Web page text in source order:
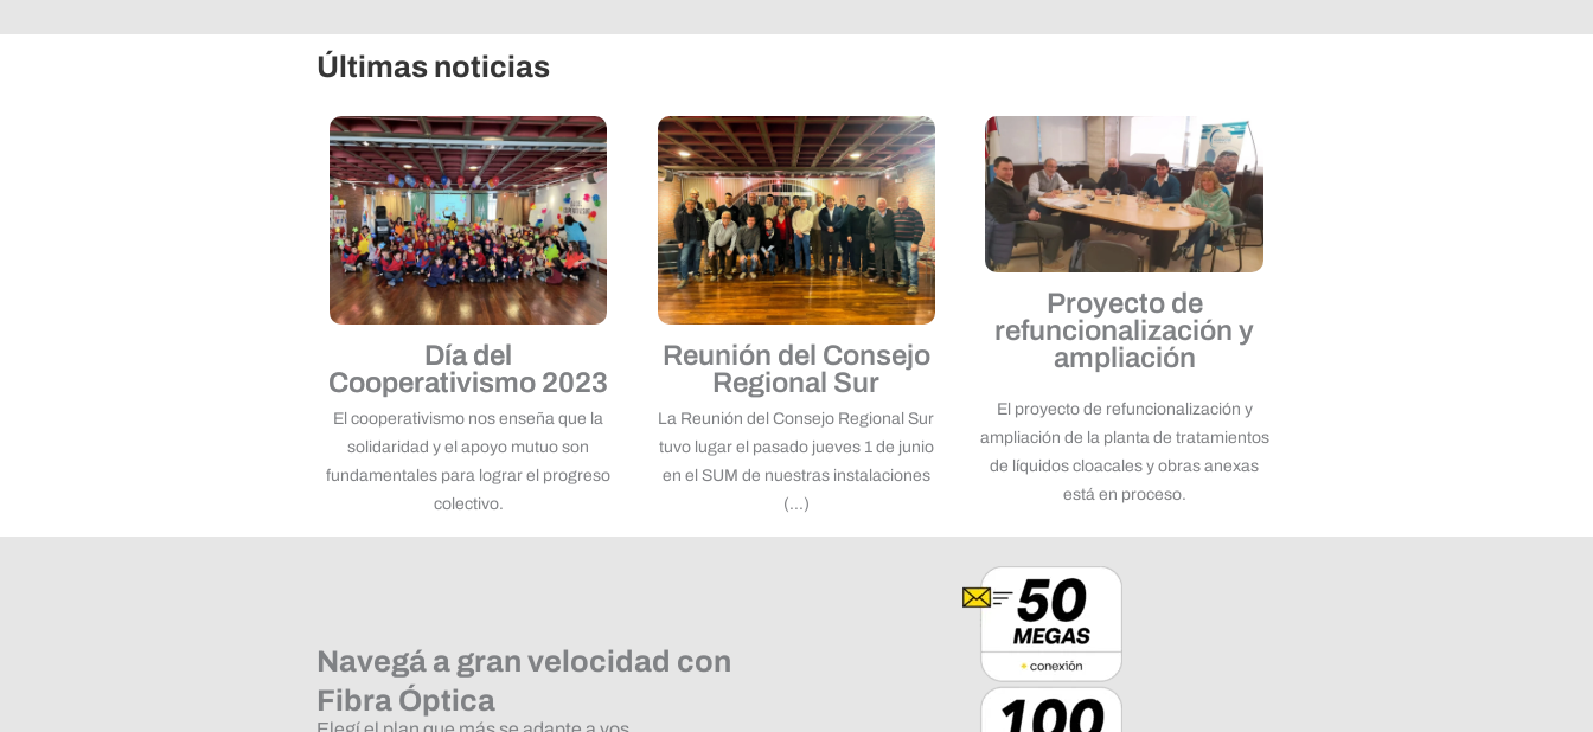
Últimas noticias
Día del
Cooperativismo 2023
El cooperativismo nos enseña que la
solidaridad y el apoyo mutuo son
fundamentales para lograr el progreso
colectivo.
Reunión del Consejo
Regional Sur
La Reunión del Consejo Regional Sur
tuvo lugar el pasado jueves 1 de junio
en el SUM de nuestras instalaciones
(...)
Proyecto de
refuncionalización y
ampliación
El proyecto de refuncionalización y
ampliación de la planta de tratamientos
de líquidos cloacales y obras anexas
está en proceso.
Navegá a gran velocidad con
Fibra Óptica